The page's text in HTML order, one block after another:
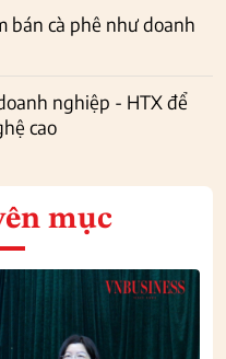
bán cà phê như doanh
nghiệp - HTX để
cao
mục